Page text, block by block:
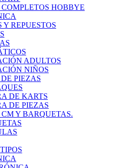
HOBBYE
Y REPUESTOS
ADULTOS
NIÑOS
PIEZAS
DE KARTS
DE PIEZAS
Y BARQUETAS.